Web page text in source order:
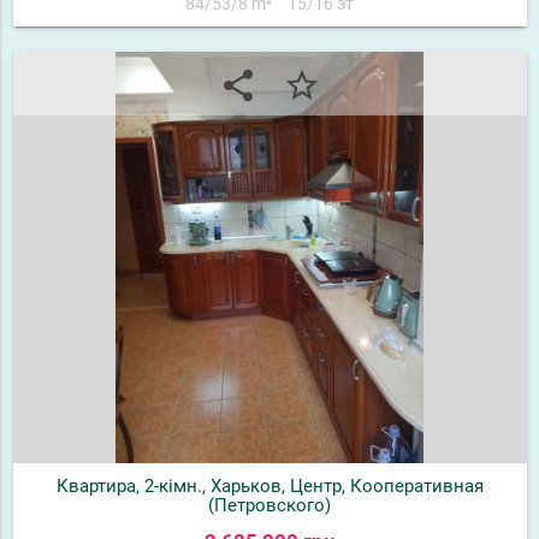
share star_border
Квартира, 2-кімн., Харьков, Центр, Кооперативная
(Петровского)